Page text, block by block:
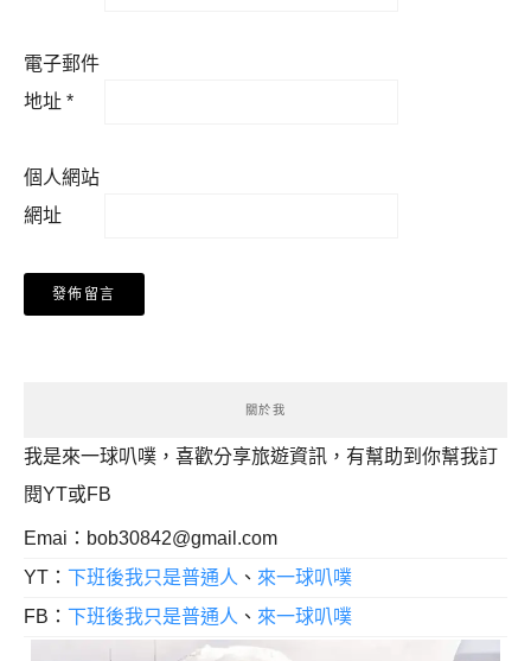
電子郵件
地址 *
個人網站
網址
關於我
我是來一球叭噗，喜歡分享旅遊資訊，有幫助到你幫我訂
閱YT或FB
Emai： bob30842@gmail.com
YT： 下班後我只是普通人 、 來一球叭噗
FB： 下班後我只是普通人 、 來一球叭噗